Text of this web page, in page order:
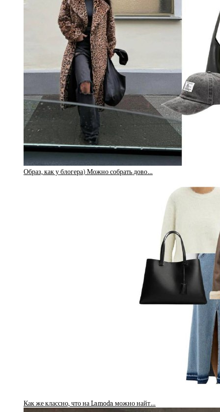
Образ, как у блогера) Можно собрать дово…
Как же классно, что на Lamoda можно найт…